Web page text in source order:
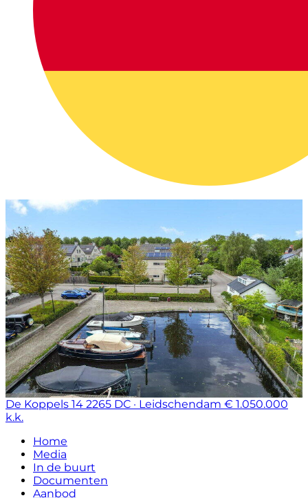
De Koppels 14 2265 DC · Leidschendam € 1.050.000
k.k.
Home
Media
In de buurt
Documenten
Aanbod